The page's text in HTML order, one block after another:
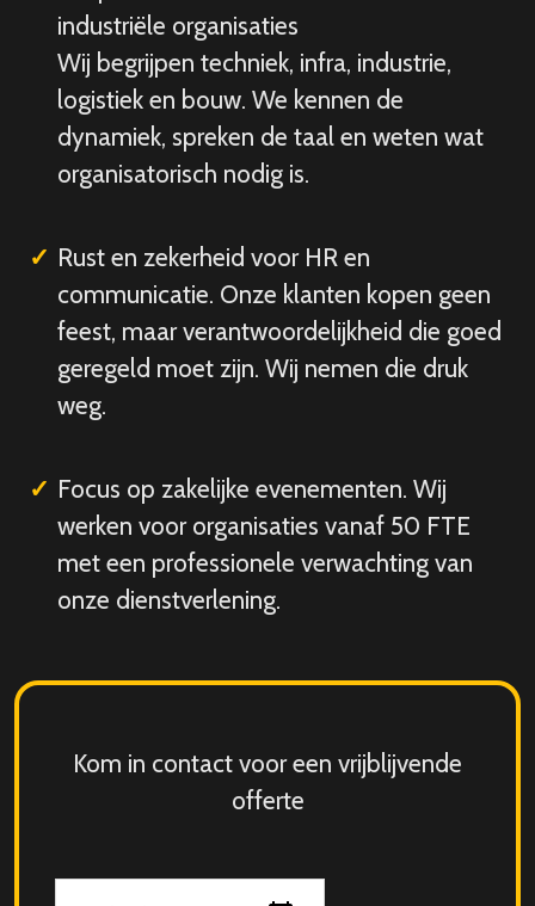
industriële organisaties
Wij begrijpen techniek, infra, industrie,
logistiek en bouw. We kennen de
dynamiek, spreken de taal en weten wat
organisatorisch nodig is.
Rust en zekerheid voor HR en
communicatie. Onze klanten kopen geen
feest, maar verantwoordelijkheid die goed
geregeld moet zijn. Wij nemen die druk
weg.
Focus op zakelijke evenementen. Wij
werken voor organisaties vanaf 50 FTE
met een professionele verwachting van
onze dienstverlening.
Kom in contact voor een vrijblijvende
offerte